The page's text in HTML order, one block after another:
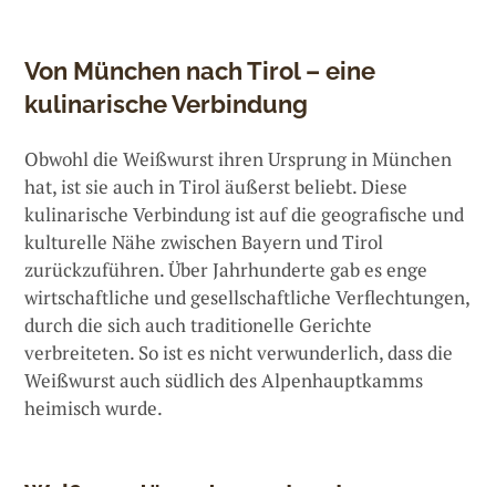
Von München nach Tirol – eine
kulinarische Verbindung
Obwohl die Weißwurst ihren Ursprung in München
hat, ist sie auch in Tirol äußerst beliebt. Diese
kulinarische Verbindung ist auf die geografische und
kulturelle Nähe zwischen Bayern und Tirol
zurückzuführen. Über Jahrhunderte gab es enge
wirtschaftliche und gesellschaftliche Verflechtungen,
durch die sich auch traditionelle Gerichte
verbreiteten. So ist es nicht verwunderlich, dass die
Weißwurst auch südlich des Alpenhauptkamms
heimisch wurde.